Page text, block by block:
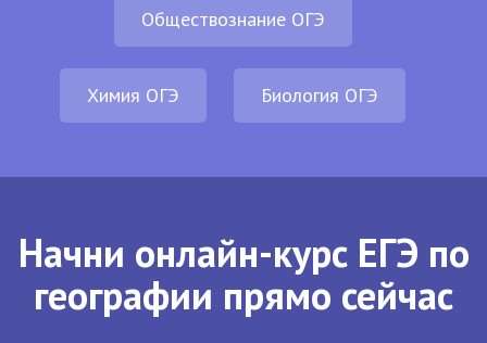
Обществознание ОГЭ
Химия ОГЭ Биология ОГЭ
Начни онлайн-курс ЕГЭ по
географии прямо сейчас